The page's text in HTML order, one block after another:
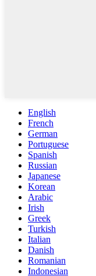
English
French
German
Portuguese
Spanish
Russian
Japanese
Korean
Arabic
Irish
Greek
Turkish
Italian
Danish
Romanian
Indonesian